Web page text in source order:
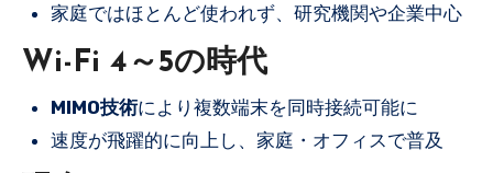
家庭ではほとんど使われず、研究機関や企業中心
Wi-Fi 4～5の時代
MIMO技術により複数端末を同時接続可能に
速度が飛躍的に向上し、家庭・オフィスで普及